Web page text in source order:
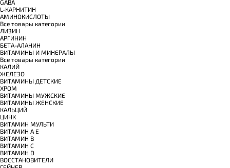
GABA
L-КАРНИТИН
АМИНОКИСЛОТЫ
Все товары категории
ЛИЗИН
АРГИНИН
БЕТА-АЛАНИН
ВИТАМИНЫ И МИНЕРАЛЫ
Все товары категории
КАЛИЙ
ЖЕЛЕЗО
ВИТАМИНЫ ДЕТСКИЕ
ХРОМ
ВИТАМИНЫ МУЖСКИЕ
ВИТАМИНЫ ЖЕНСКИЕ
КАЛЬЦИЙ
ЦИНК
ВИТАМИН МУЛЬТИ
ВИТАМИН A E
ВИТАМИН B
ВИТАМИН C
ВИТАМИН D
ВОССТАНОВИТЕЛИ